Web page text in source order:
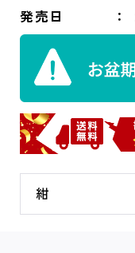
発売日
紺